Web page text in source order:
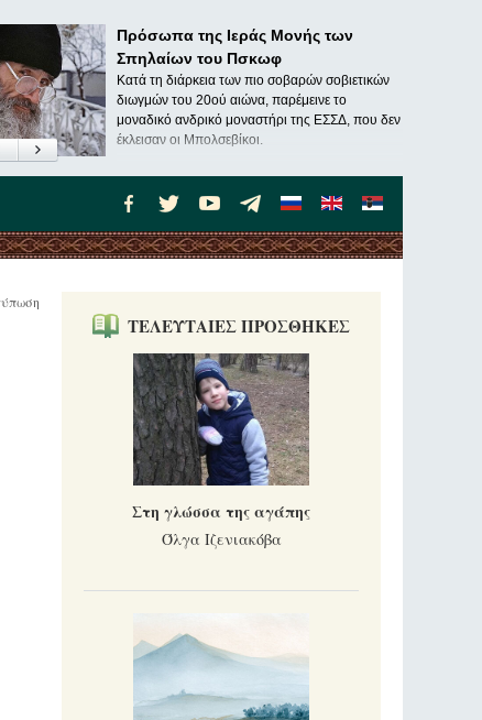
Πρόσωπα της Ιεράς Μονής των
Σπηλαίων του Πσκωφ
Κατά τη διάρκεια των πιο σοβαρών σοβιετικών
διωγμών του 20ού αιώνα, παρέμεινε το
μοναδικό ανδρικό μοναστήρι της ΕΣΣΔ, που δεν
έκλεισαν οι Μπολσεβίκοι.
ΤΕΛΕΥΤΑΙΕΣ ΠΡΟΣΘΗΚΕΣ
Στη γλώσσα της αγάπης
Όλγα Ιζενιακόβα